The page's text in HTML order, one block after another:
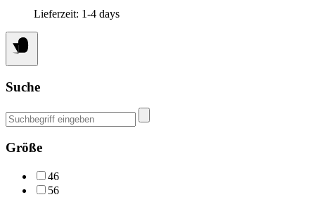
Lieferzeit: 1-4 days
Suche
Suchen
nach:
Größe
46
56